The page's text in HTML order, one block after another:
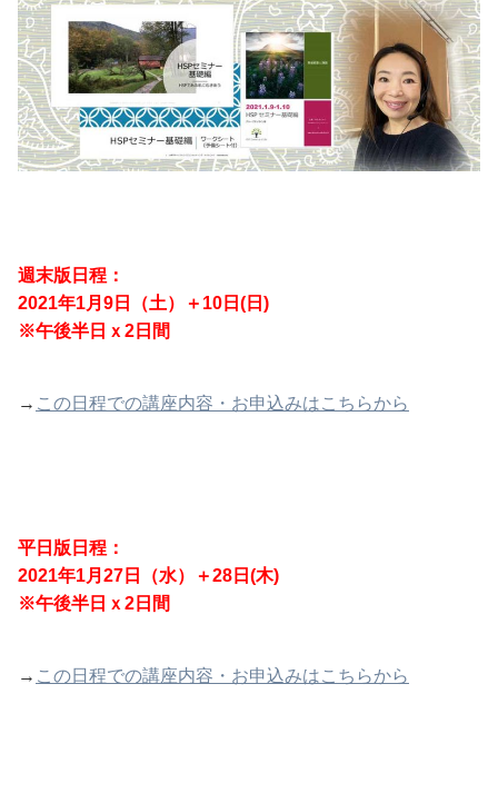
週末版日程：
2021年1月9日（土）＋10日(日)
※午後半日ｘ2日間
→ この日程での講座内容・お申込みはこちらから
平日版日程：
2021年1月27日（水）＋28日(木)
※午後半日ｘ2日間
→ この日程での講座内容・お申込みはこちらから